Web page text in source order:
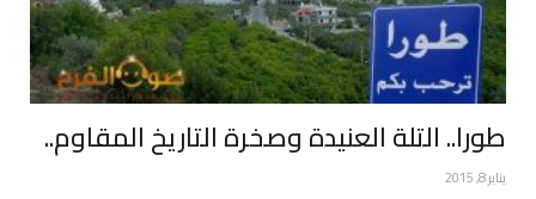
طورا.. التلة العنيدة وصخرة التاريخ المقاوم..
يناير 8, 2015